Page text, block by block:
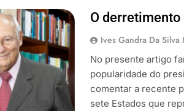
O derretimento
Ives Gandra Da Silva
No presente artigo
popularidade do
comentar a recente
sete Estados que